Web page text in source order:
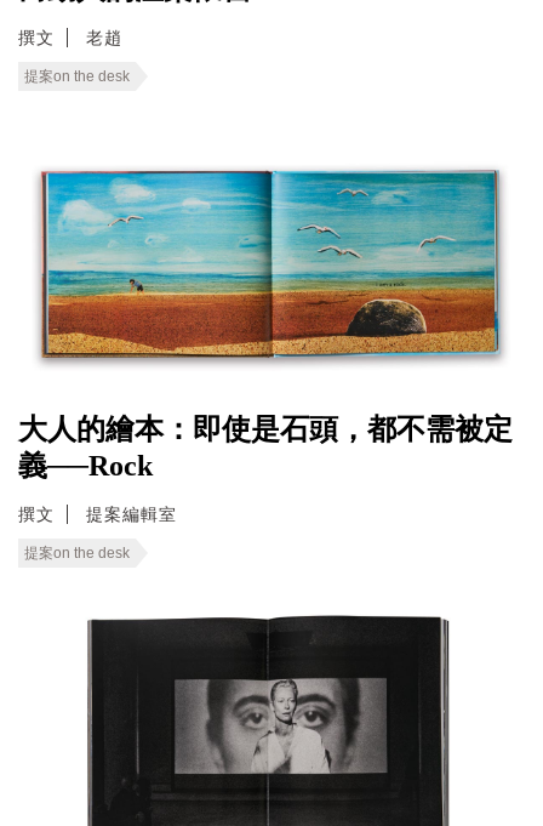
撰文 老趙
提案on the desk
大人的繪本：即使是石頭，都不需被定
義──Rock
撰文 提案編輯室
提案on the desk